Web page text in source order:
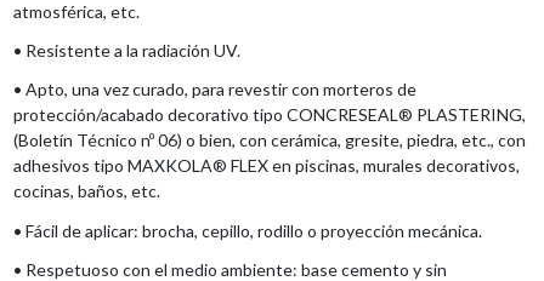
atmosférica, etc.
• Resistente a la radiación UV.
• Apto, una vez curado, para revestir con morteros de
protección/acabado decorativo tipo CONCRESEAL® PLASTERING,
(Boletín Técnico nº 06) o bien, con cerámica, gresite, piedra, etc., con
adhesivos tipo MAXKOLA® FLEX en piscinas, murales decorativos,
cocinas, baños, etc.
• Fácil de aplicar: brocha, cepillo, rodillo o proyección mecánica.
• Respetuoso con el medio ambiente: base cemento y sin